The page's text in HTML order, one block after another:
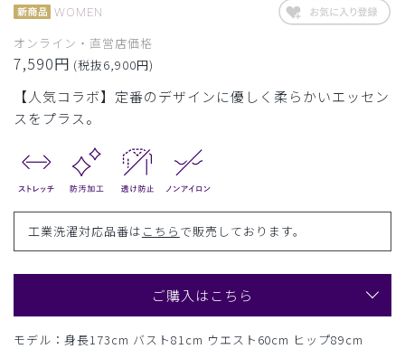
WOMEN
オンライン・直営店価格
7,590円 (税抜6,900円)
【人気コラボ】定番のデザインに優しく柔らかいエッセン
スをプラス。
工業洗濯対応品番は こちら で販売しております。
ご購入はこちら
モデル：身長173cm バスト81cm ウエスト60cm ヒップ89cm